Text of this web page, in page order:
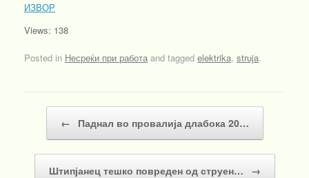
ИЗВОР
Views: 138
Posted in Несреќи при работа and tagged elektrika, struja.
← Паднал во провалија длабока 20…
Штипјанец тешко повреден од струен… →